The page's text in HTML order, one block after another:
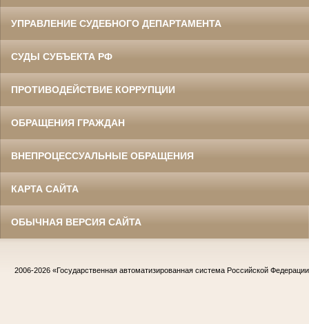
УПРАВЛЕНИЕ СУДЕБНОГО ДЕПАРТАМЕНТА
СУДЫ СУБЪЕКТА РФ
ПРОТИВОДЕЙСТВИЕ КОРРУПЦИИ
ОБРАЩЕНИЯ ГРАЖДАН
ВНЕПРОЦЕССУАЛЬНЫЕ ОБРАЩЕНИЯ
КАРТА САЙТА
ОБЫЧНАЯ ВЕРСИЯ САЙТА
2006-2026 «Государственная автоматизированная система Российской